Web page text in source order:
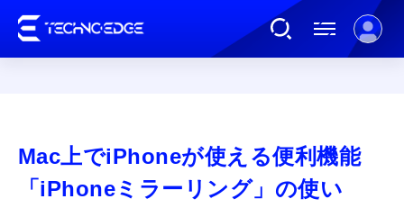
AI
Mac上でiPhoneが使える便利機能
「iPhoneミラーリング」の使い